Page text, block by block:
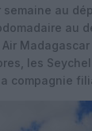
au
au
les
compagnie